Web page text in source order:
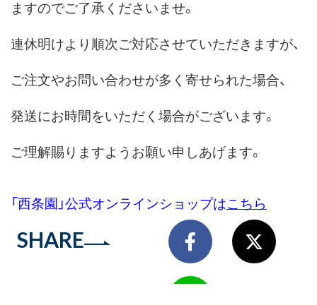
ますのでご了承くださいませ。
連休明けより順次ご対応させていただきますが、
ご注文やお問い合わせが多く寄せられた場合、
発送にお時間をいただく場合がございます。
ご理解賜りますようお願い申しあげます。
「西条園」公式オンラインショップはこちら
SHARE